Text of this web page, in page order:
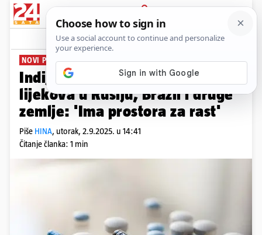
PRIJAVA
News Komentari
NOVI PLAN
Indija planira izvoziti još više
lijekova u Rusiju, Brazil i druge
zemlje: 'Ima prostora za rast'
Piše HINA, utorak, 2.9.2025. u 14:41
Čitanje članka: 1 min